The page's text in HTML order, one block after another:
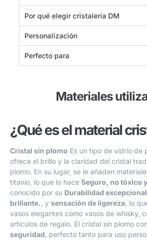
Por qué elegir cristalería DM
Personalización
Perfecto para
Materiales
¿Qué es el material
Cristal sin plomo Es un tipo de vidrio de
ofrece el brillo y la claridad del cristal
plomo. En su lugar, se le añaden
titanio, lo que lo hace Seguro, no tóxico
conocido por su Durabilidad
brillante. , y sensación de ligereza , lo
vasos elegantes como vasos de whisky,
artículos de regalo. El cristal sin plomo
seguridad , perfecto tanto para uso